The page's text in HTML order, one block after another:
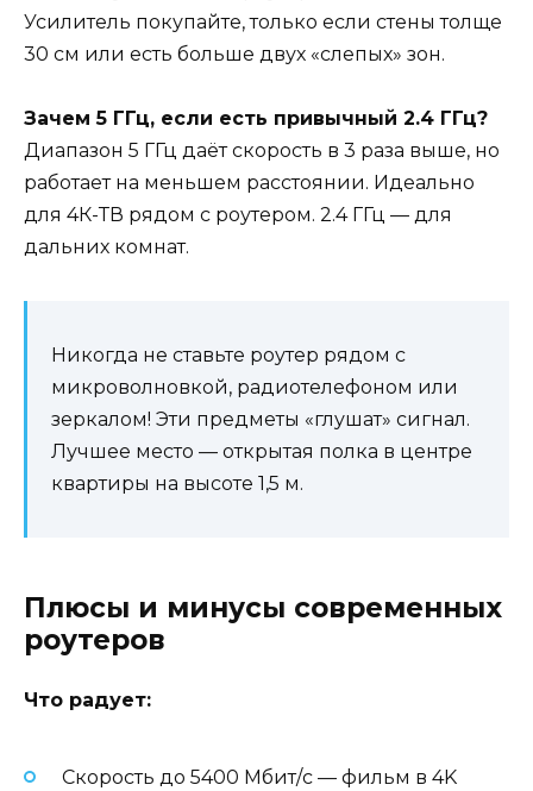
Усилитель покупайте, только если стены толще
30 см или есть больше двух «слепых» зон.
Зачем 5 ГГц, если есть привычный 2.4 ГГц?
Диапазон 5 ГГц даёт скорость в 3 раза выше, но
работает на меньшем расстоянии. Идеально
для 4К-ТВ рядом с роутером. 2.4 ГГц — для
дальних комнат.
Никогда не ставьте роутер рядом с
микроволновкой, радиотелефоном или
зеркалом! Эти предметы «глушат» сигнал.
Лучшее место — открытая полка в центре
квартиры на высоте 1,5 м.
Плюсы и минусы современных
роутеров
Что радует:
Скорость до 5400 Мбит/с — фильм в 4K